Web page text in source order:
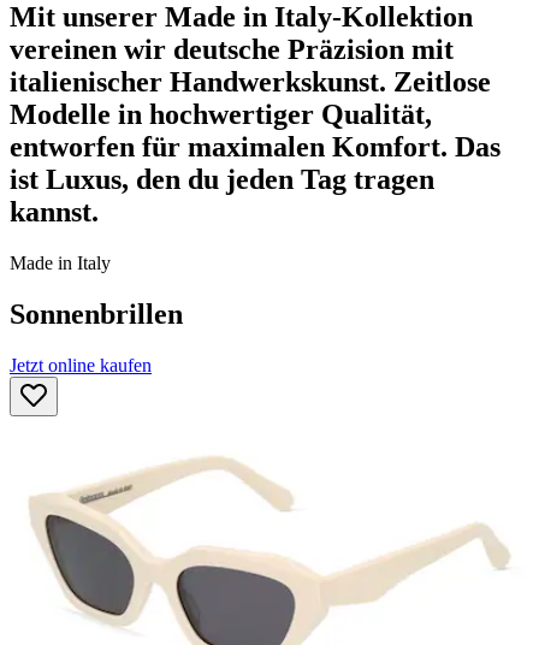
Mit unserer Made in Italy-Kollektion
vereinen wir deutsche Präzision mit
italienischer Handwerkskunst. Zeitlose
Modelle in hochwertiger Qualität,
entworfen für maximalen Komfort. Das
ist Luxus, den du jeden Tag tragen
kannst.
Made in Italy
Sonnenbrillen
Jetzt online kaufen